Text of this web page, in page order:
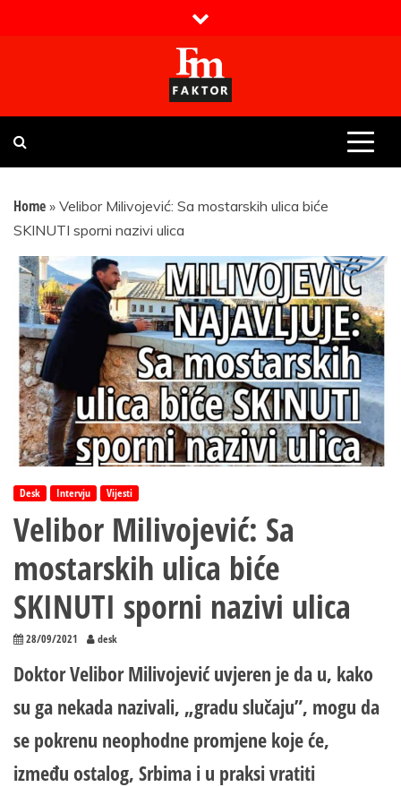
Faktor magazin
Uvijek presudan
Home » Velibor Milivojević: Sa mostarskih ulica biće
SKINUTI sporni nazivi ulica
Desk Intervju Vijesti
Velibor Milivojević: Sa
mostarskih ulica biće
SKINUTI sporni nazivi ulica
28/09/2021 desk
Doktor Velibor Milivojević uvjeren je da u, kako
su ga nekada nazivali, „gradu slučaju”, mogu da
se pokrenu neophodne promjene koje će,
između ostalog, Srbima i u praksi vratiti